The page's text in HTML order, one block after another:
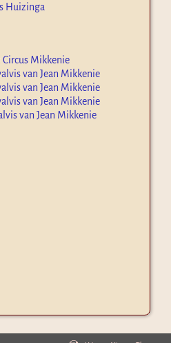
Huizinga
Circus Mikkenie
van Jean Mikkenie
van Jean Mikkenie
van Jean Mikkenie
van Jean Mikkenie